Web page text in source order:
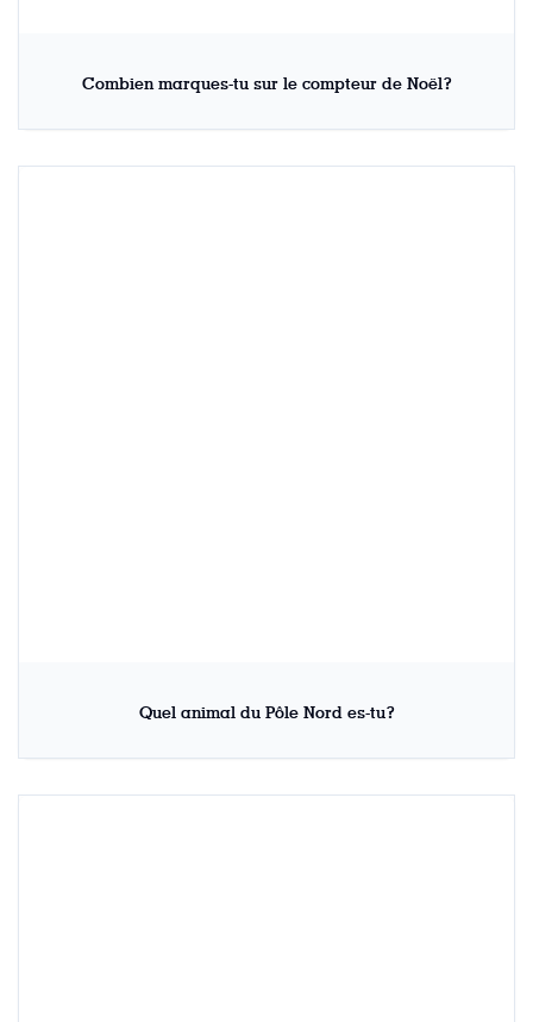
Combien marques-tu sur le compteur de Noël?
Quel animal du Pôle Nord es-tu?